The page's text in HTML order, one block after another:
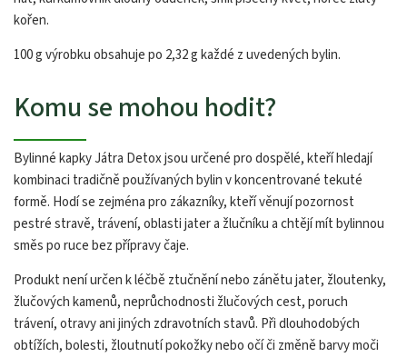
kořen.
100 g výrobku obsahuje po 2,32 g každé z uvedených bylin.
Komu se mohou hodit?
Bylinné kapky Játra Detox jsou určené pro dospělé, kteří hledají
kombinaci tradičně používaných bylin v koncentrované tekuté
formě. Hodí se zejména pro zákazníky, kteří věnují pozornost
pestré stravě, trávení, oblasti jater a žlučníku a chtějí mít bylinnou
směs po ruce bez přípravy čaje.
Produkt není určen k léčbě ztučnění nebo zánětu jater, žloutenky,
žlučových kamenů, neprůchodnosti žlučových cest, poruch
trávení, otravy ani jiných zdravotních stavů. Při dlouhodobých
obtížích, bolesti, žloutnutí pokožky nebo očí či změně barvy moči